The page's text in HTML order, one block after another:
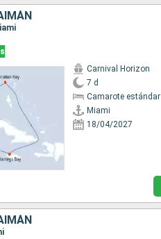
Carnival Horizon
7 d
Camarote estándar
Miami
18/04/2027